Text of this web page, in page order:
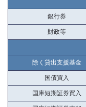
銀行券
財政等
除く貸出支援基金
国債買入
国庫短期証券買入